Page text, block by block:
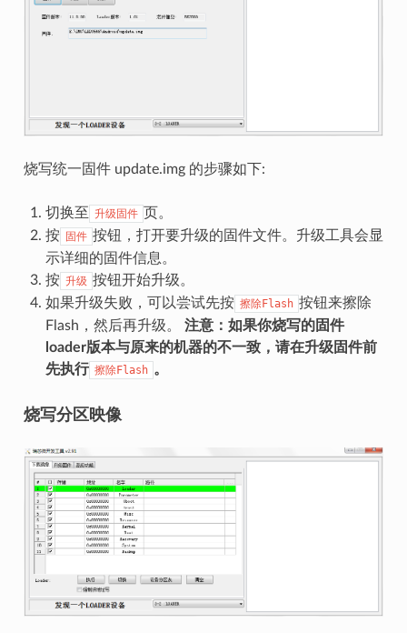
烧写统一固件 update.img 的步骤如下:
切换至 升级固件
页。
按 固件 按钮，打开要升级的固件文件。升级工具会显
示详细的固件信息。
按 升级 按钮开始升级。
如果升级失败，可以尝试先按 擦除Flash 按钮来擦除
Flash，然后再升级。 注意：如果你烧写的固件
loader版本与原来的机器的不一致，请在升级固件前
先执行 擦除Flash 。
烧写分区映像